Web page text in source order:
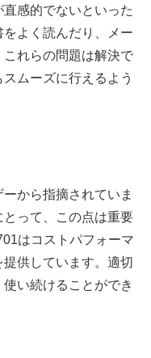
感的でないといった
よく読んだり、メー
れらの問題は解決で
ムーズに行えるよう
から指摘されていま
って、この点は重要
はコストパフォーマ
供しています。適切
い続けることができ